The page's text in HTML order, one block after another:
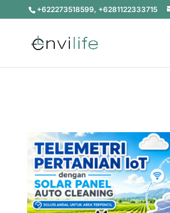
+622273518599, +6281122333715